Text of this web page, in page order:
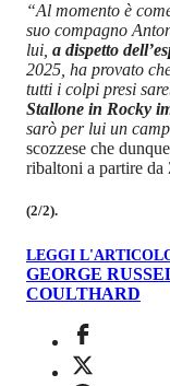
“Al momento è
suo compagno
lui, a dispetto
2025, ha provato
tutti i colpi presi
Stallone in Rocky
sarò per lui un
scozzese che
ribaltoni a partire da
(2/2).
LEGGI
GEORGE
COULTHARD